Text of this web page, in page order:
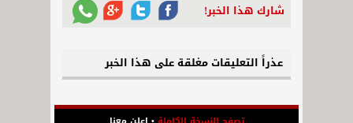
شارك هذا الخبر!
عذراً التعليقات مغلقة على هذا الخبر